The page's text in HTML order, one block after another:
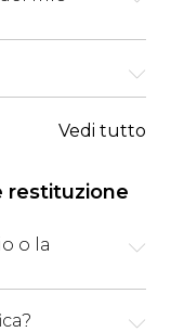
Vedi tutto
restituzione
o la